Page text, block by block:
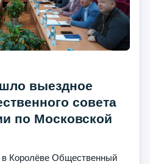
выездное
совета
по Московской
Королёве Общественный